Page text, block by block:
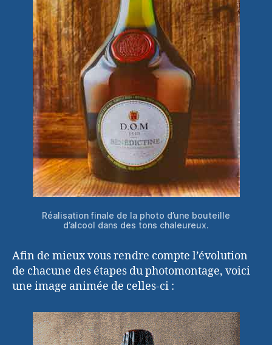
Réalisation finale de la photo d’une bouteille
d’alcool dans des tons chaleureux.
Afin de mieux vous rendre compte l’évolution
de chacune des étapes du photomontage, voici
une image animée de celles-ci :